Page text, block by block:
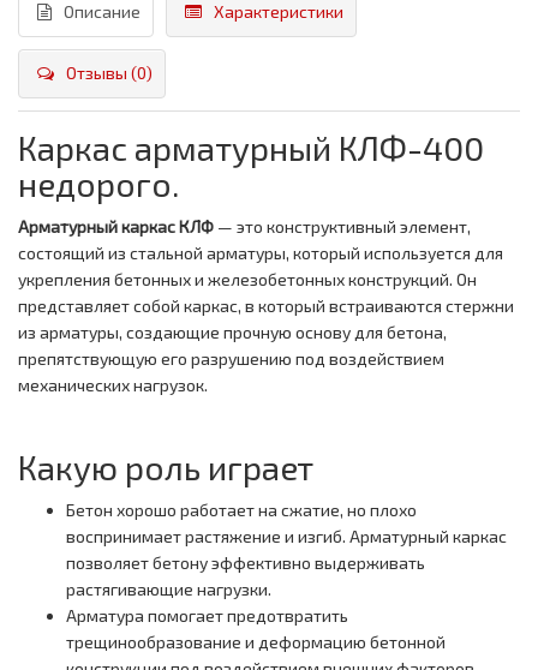
Описание Характеристики
Отзывы (0)
Каркас арматурный КЛФ-400
недорого.
Арматурный каркас КЛФ — это конструктивный элемент,
состоящий из стальной арматуры, который используется для
укрепления бетонных и железобетонных конструкций. Он
представляет собой каркас, в который встраиваются стержни
из арматуры, создающие прочную основу для бетона,
препятствующую его разрушению под воздействием
механических нагрузок.
Какую роль играет
Бетон хорошо работает на сжатие, но плохо
воспринимает растяжение и изгиб. Арматурный каркас
позволяет бетону эффективно выдерживать
растягивающие нагрузки.
Арматура помогает предотвратить
трещинообразование и деформацию бетонной